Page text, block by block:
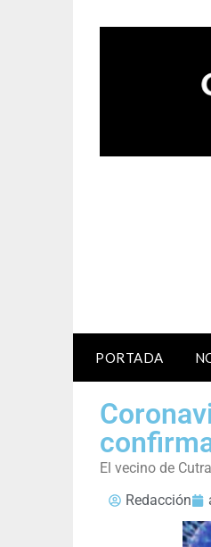
PORTADA
El vecino de
Redacción